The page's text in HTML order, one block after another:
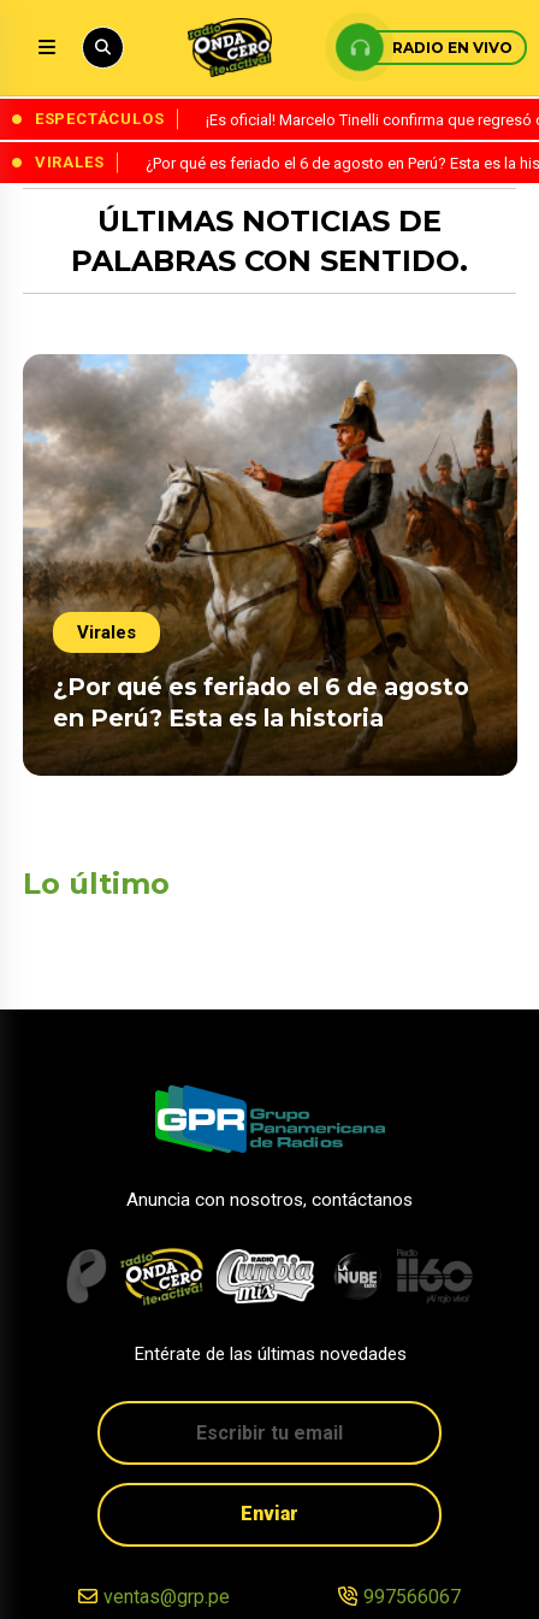
RADIO EN VIVO
ESPECTÁCULOS ¡Es oficial! Marcelo Tinelli confirma que
VIRALES ¿Por qué es feriado el 6 de agosto en Perú? Esta es la
ÚLTIMAS NOTICIAS DE
PALABRAS CON SENTIDO.
Virales
¿Por qué es feriado el 6 de agosto
en Perú? Esta es la historia
Lo último
Anuncia con nosotros, contáctanos
Entérate de las últimas novedades
Enviar
ventas@grp.pe 997566067